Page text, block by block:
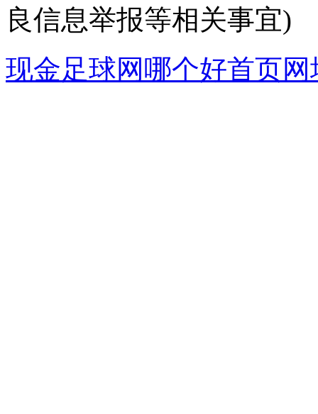
良信息举报等相关事宜)
现金足球网哪个好首页网